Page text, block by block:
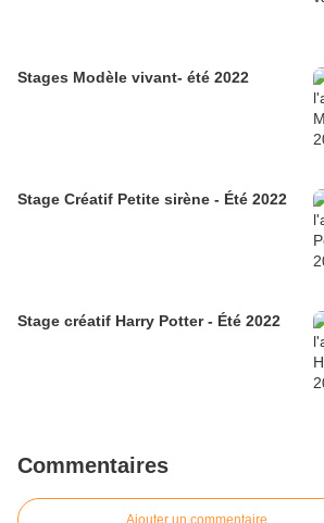
Stages Modèle vivant- été 2022
Stage Créatif Petite sirène - Été 2022
Stage créatif Harry Potter - Été 2022
Commentaires
Ajouter un commentaire